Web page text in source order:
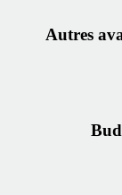
Autres